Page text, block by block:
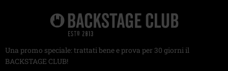
Una promo speciale: trattati bene e prova per 30 giorni il
BACKSTAGE CLUB!